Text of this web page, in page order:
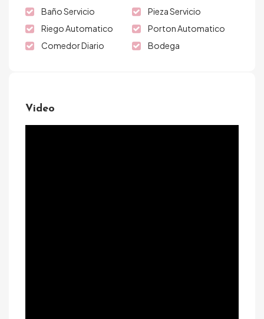
Baño Servicio
Pieza Servicio
Riego Automatico
Porton Automatico
Comedor Diario
Bodega
Video